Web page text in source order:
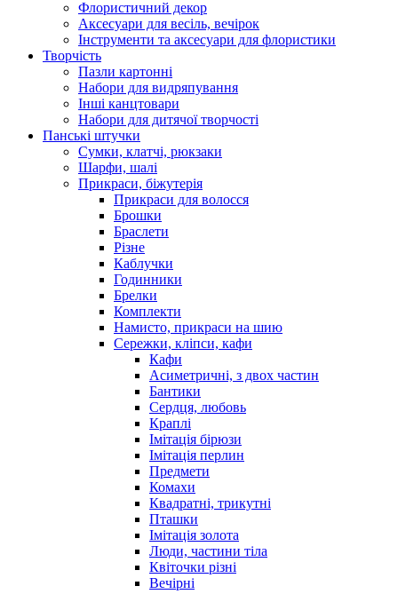
Флористичний декор
Аксесуари для весіль, вечірок
Інструменти та аксесуари для флористики
Творчість
Пазли картонні
Набори для видряпування
Інші канцтовари
Набори для дитячої творчості
Панські штучки
Сумки, клатчі, рюкзаки
Шарфи, шалі
Прикраси, біжутерія
Прикраси для волосся
Брошки
Браслети
Різне
Каблучки
Годинники
Брелки
Комплекти
Намисто, прикраси на шию
Сережки, кліпси, кафи
Кафи
Асиметричні, з двох частин
Бантики
Сердця, любовь
Краплі
Імітація бірюзи
Імітація перлин
Предмети
Комахи
Квадратні, трикутні
Пташки
Імітація золота
Люди, частини тіла
Квіточки різні
Вечірні